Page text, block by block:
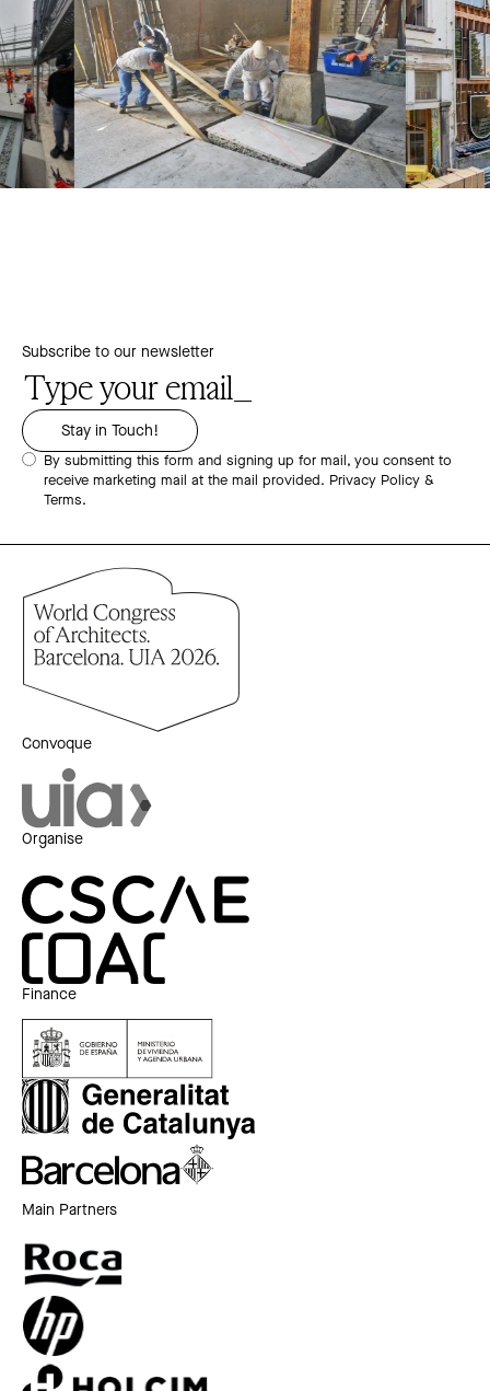
Subscribe to our newsletter
By submitting this form and signing up for mail, you consent to
receive marketing mail at the mail provided. Privacy Policy &
Terms.
Convoque
Organise
Finance
Main Partners